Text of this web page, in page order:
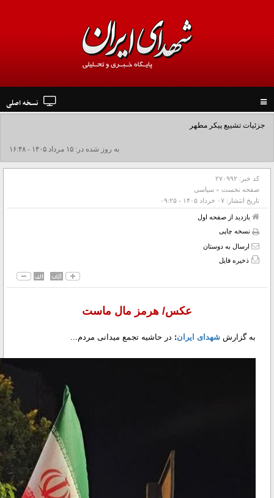
navigation
نسخه اصلی
جزئیات تشییع پیکر مطهر رهبر شهید در نجف و کربلا
به روز شده در: ۱۵ مرداد ۱۴۰۵ - ۱۶:۴۸
کد خبر: ۲۷۰۹۹۲
صفحه نخست » سیاسی
تاریخ انتشار: ۰۷ خرداد ۱۴۰۵ - ۰۹:۲۵
بازدید از صفحه اول
نسخه چاپی
ارسال به دوستان
ذخیره فایل
عکس/ هرمز مال ماست
به گزارش شهدای ایران: در حاشیه تجمع میدانی مردم...